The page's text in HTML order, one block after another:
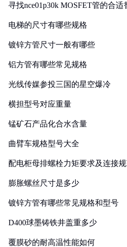
寻找nce01p30k MOSFET管的合适
电梯的尺寸有哪些规格
镀锌方管尺寸一般有哪些
铝方管有哪些常见规格
光线传媒参投三国的星空爆冷
横担型号对应重量
锰矿石产品化合水含量
曲臂车规格型号大全
配电柜母排螺栓力矩要求及连接
膨胀螺丝尺寸是多少
镀锌方管有哪些常见规格和型号
D400球墨铸铁井盖重多少
覆膜砂的耐高温性能如何